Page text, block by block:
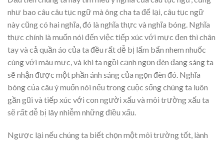
như bao câu câu tục ngữ mà ông cha ta để lại, câu tục ngữ
này cũng có hai nghĩa, đó là nghĩa thực và nghĩa bóng. Nghĩa
thực chính là muốn nói đến việc tiếp xúc với mực đen thì chân
tay và cả quần áo của ta đều rất dễ bị lấm bẩn nhem nhuốc
cùng với màu mực, và khi ta ngồi cạnh ngọn đèn đang sáng ta
sẽ nhận được một phần ánh sáng của ngọn đèn đó. Nghĩa
bóng của câu ý muốn nói nếu trong cuộc sống chúng ta luôn
gần gũi và tiếp xúc với con người xấu và môi trường xấu ta
sẽ rất dễ bị lây nhiễm những điều xấu.
Ngược lại nếu chúng ta biết chọn một môi trường tốt, lành